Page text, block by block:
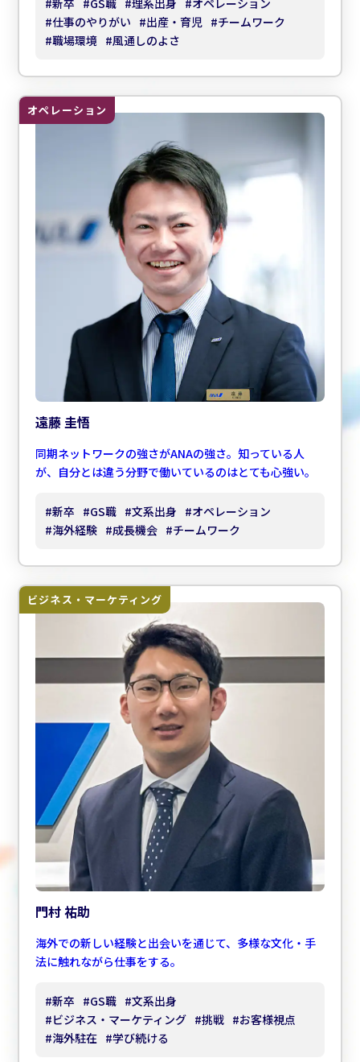
#仕事のやりがい #出産・育児 #チームワーク
#職場環境 #風通しのよさ
オペレーション
遠藤 圭悟
同期ネットワークの強さがANAの強さ。知っている人
が、自分とは違う分野で働いているのはとても心強い。
#新卒 #GS職 #文系出身 #オペレーション
#海外経験 #成長機会 #チームワーク
ビジネス・マーケティング
門村 祐助
海外での新しい経験と出会いを通じて、多様な文化・手
法に触れながら仕事をする。
#新卒 #GS職 #文系出身
#ビジネス・マーケティング #挑戦 #お客様視点
#海外駐在 #学び続ける